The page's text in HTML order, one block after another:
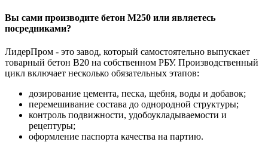
Вы сами производите бетон М250 или являетесь
посредниками?
ЛидерПром - это завод, который самостоятельно выпускает
товарный бетон B20 на собственном РБУ. Производственный
цикл включает несколько обязательных этапов:
дозирование цемента, песка, щебня, воды и добавок;
перемешивание состава до однородной структуры;
контроль подвижности, удобоукладываемости и
рецептуры;
оформление паспорта качества на партию.